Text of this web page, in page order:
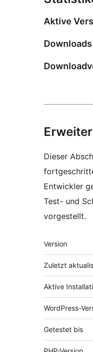
Aktive
Dieser
Entwickler
Test- und
vorgestellt.
Meta
Version
Zuletzt
Aktive
WordPress-
Getestet bis